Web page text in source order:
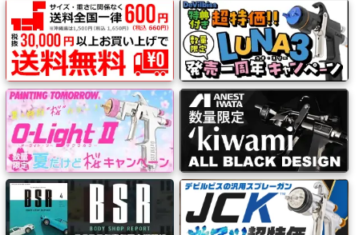
工
具
ハ
ン
ド
工
具・
バ
イ